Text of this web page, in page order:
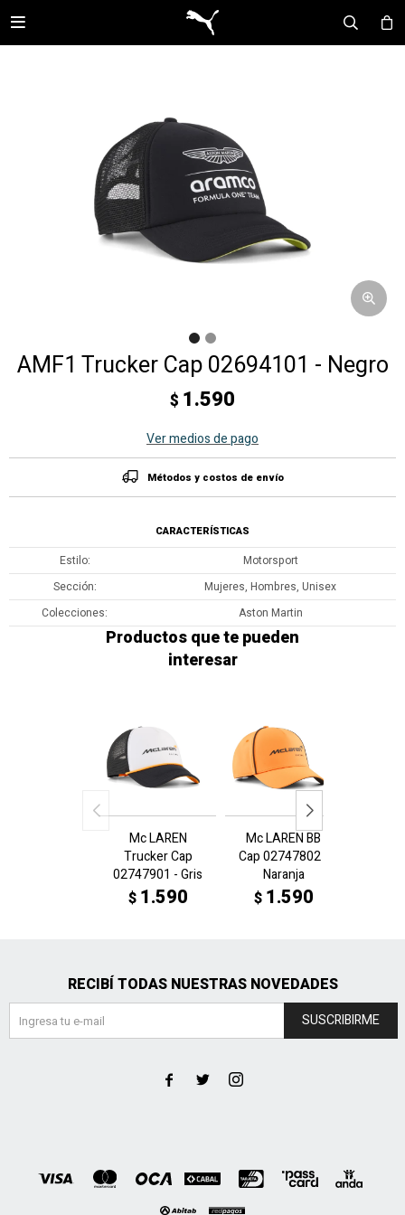

AMF1 Trucker Cap 02694101 - Negro
$ 1.590
Ver medios de pago
Métodos y costos de envío
CARACTERÍSTICAS
Estilo
Motorsport
Sección
Mujeres, Hombres, Unisex
Colecciones
Aston Martin
Productos que te pueden
interesar
Mc LAREN
Trucker Cap
02747901 - Gris
$ 1.590
Mc LAREN BB
Cap 02747802 -
Naranja
$ 1.590
RECIBÍ TODAS NUESTRAS NOVEDADES
SUSCRIBIRME
  